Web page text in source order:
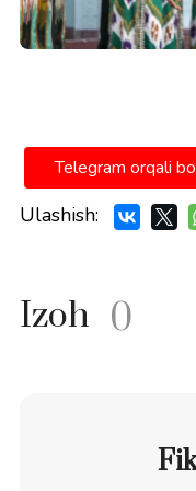
Telegram orqali
Ulashish:
Izoh 0